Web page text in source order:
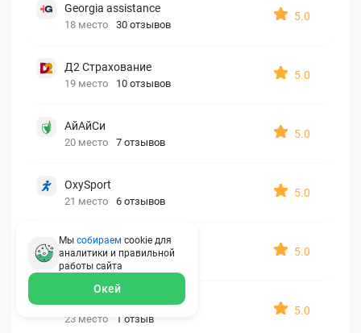
Georgia assistance
18 место 30 отзывов
5.0
Д2 Страхование
19 место 10 отзывов
5.0
АйАйСи
20 место 7 отзывов
5.0
OxySport
21 место 6 отзывов
5.0
ERGO AXA
22 место 2 отзыва
5.0
Oxy Travel Premium
23 место 1 отзыв
5.0
Мы собираем cookie для
аналитики и правильной
работы сайта
Окей